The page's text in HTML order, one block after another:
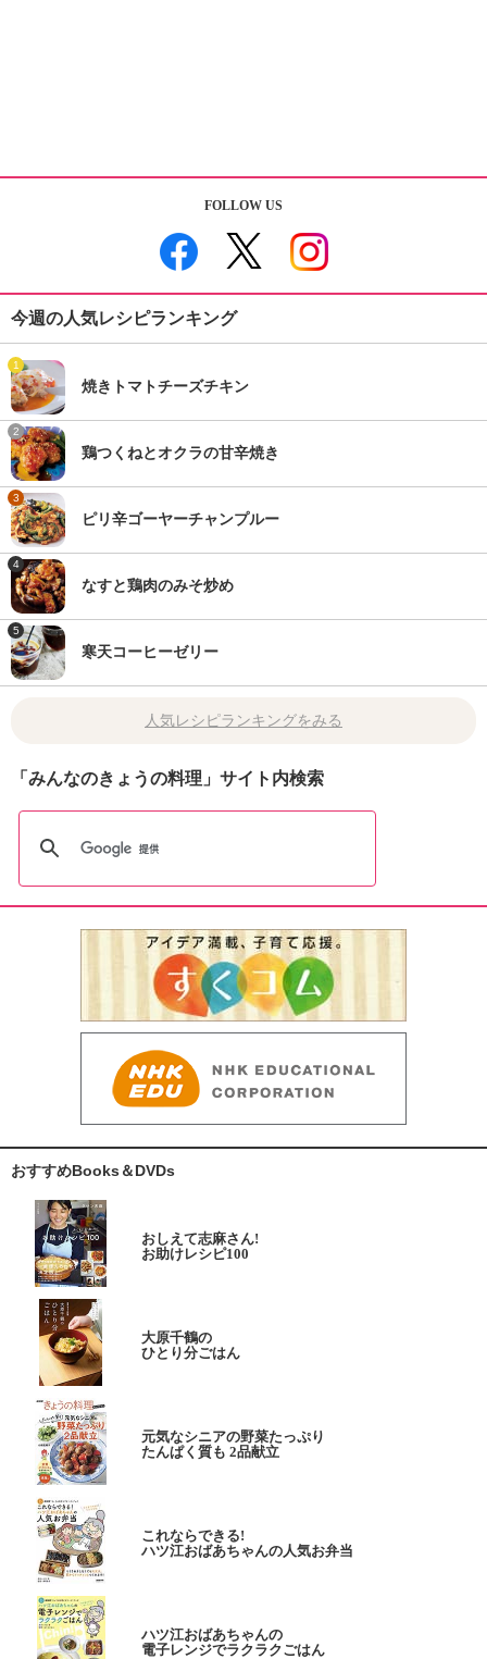
FOLLOW US
今週の人気レシピランキング
1
焼きトマトチーズチキン
2
鶏つくねとオクラの甘辛焼き
3
ピリ辛ゴーヤーチャンプルー
4
なすと鶏肉のみそ炒め
5
寒天コーヒーゼリー
人気レシピランキングをみる
「みんなのきょうの料理」サイト内検索
おすすめBooks＆DVDs
おしえて志麻さん!
お助けレシピ100
大原千鶴の
ひとり分ごはん
元気なシニアの野菜たっぷり
たんぱく質も 2品献立
これならできる!
ハツ江おばあちゃんの人気お弁当
ハツ江おばあちゃんの
電子レンジでラクラクごはん